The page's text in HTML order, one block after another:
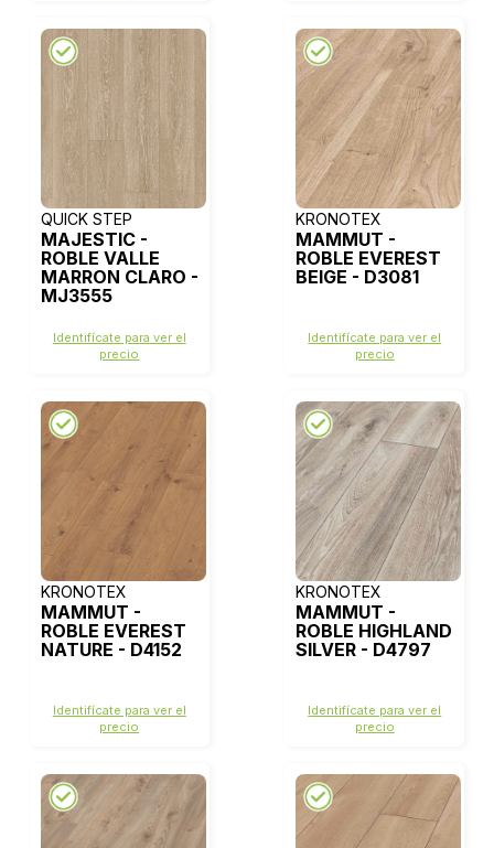
QUICK STEP
MAJESTIC -
ROBLE VALLE
MARRON CLARO -
MJ3555
Identifícate para ver el
precio
KRONOTEX
MAMMUT -
ROBLE EVEREST
BEIGE - D3081
Identifícate para ver el
precio
KRONOTEX
MAMMUT -
ROBLE EVEREST
NATURE - D4152
Identifícate para ver el
precio
KRONOTEX
MAMMUT -
ROBLE HIGHLAND
SILVER - D4797
Identifícate para ver el
precio